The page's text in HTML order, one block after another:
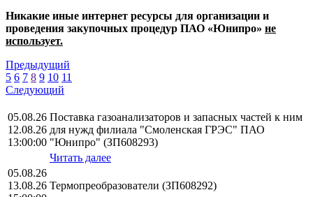
Никакие иные интернет ресурсы для организации и
проведения закупочных процедур ПАО «Юнипро» не
использует.
Предыдущий
5 6 7 8 9 10 11
Следующий
05.08.26
12.08.26
13:00:00
Поставка газоанализаторов и запасных частей к ним
для нужд филиала "Смоленская ГРЭС" ПАО
"Юнипро" (ЗП608293)
Читать далее
05.08.26
13.08.26 Термопреобразователи (ЗП608292)